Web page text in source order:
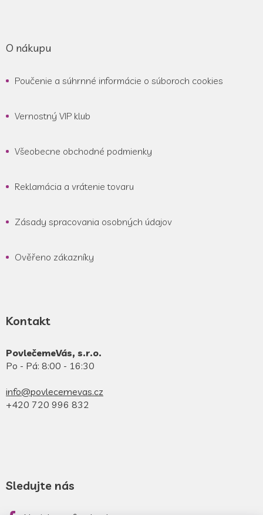
O nákupu
Poučenie a súhrnné informácie o súboroch cookies
Vernostný VIP klub
Všeobecne obchodné podmienky
Reklamácia a vrátenie tovaru
Zásady spracovania osobných údajov
Ověřeno zákazníky
Kontakt
PovlečemeVás, s.r.o.
Po - Pá: 8:00 - 16:30
info@povlecemevas.cz
+420 720 996 832
Sledujte nás